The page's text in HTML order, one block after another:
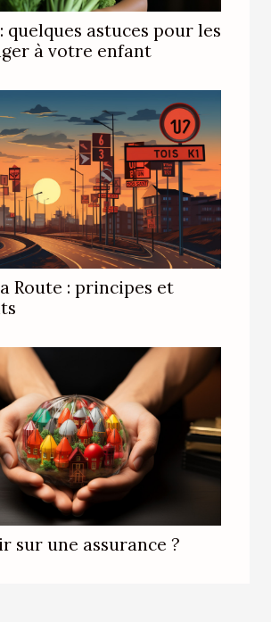
quelques astuces pour les
à votre enfant
Route : principes et
sur une assurance ?